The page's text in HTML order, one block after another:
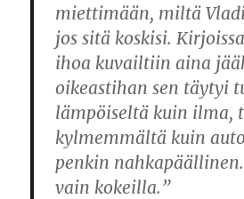
miettimään, miltä
jos sitä koskisi.
ihoa kuvailtiin aina
oikeastihan sen täytyi
lämpöiseltä kuin ilma,
kylmemmältä kuin
penkin
vain kokeilla.”